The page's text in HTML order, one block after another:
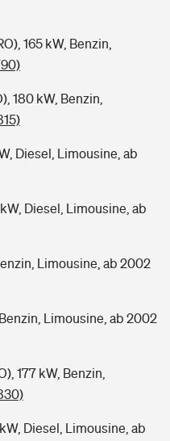
165 kW, Benzin,
180 kW, Benzin,
Diesel, Limousine, ab
Diesel, Limousine, ab
Limousine, ab 2002
Limousine, ab 2002
177 kW, Benzin,
Diesel, Limousine, ab